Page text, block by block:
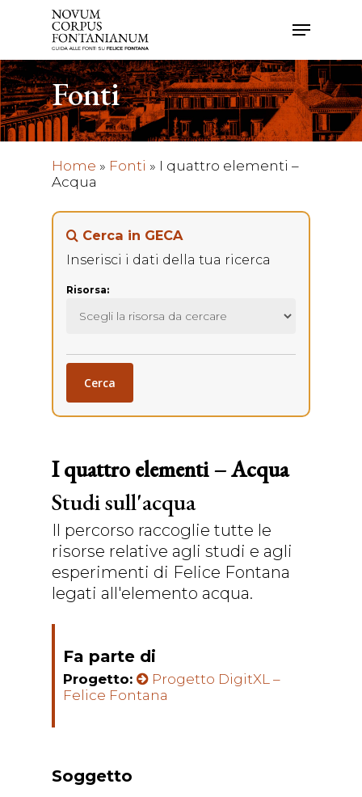
content
Menu
Fonti
Home » Fonti » I quattro elementi –
Acqua
Cerca in GECA
Inserisci i dati della tua ricerca
Risorsa:
Cerca
I quattro elementi – Acqua
Studi sull'acqua
Il percorso raccoglie tutte le
risorse relative agli studi e agli
esperimenti di Felice Fontana
legati all'elemento acqua.
Fa parte di
Progetto:
Progetto DigitXL –
Felice Fontana
Soggetto
Menu